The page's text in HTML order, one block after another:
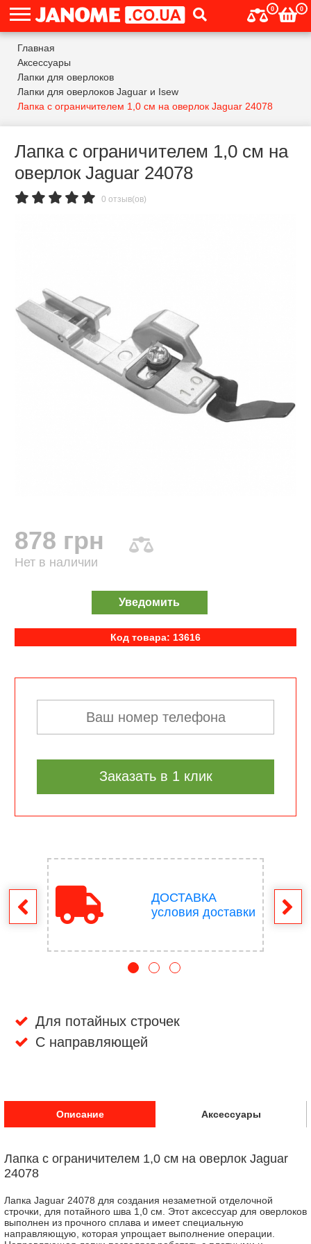
0 0
Главная
Аксессуары
Лапки для оверлоков
Лапки для оверлоков Jaguar и Isew
Лапка с ограничителем 1,0 см на оверлок Jaguar 24078
Лапка с ограничителем 1,0 см на
оверлок Jaguar 24078
0 отзыв(ов)
878 грн
Нет в наличии
Уведомить
Код товара: 13616
Заказать в 1 клик
ДОСТАВКА
условия доставки
Для потайных строчек
С направляющей
Описание Аксессуары
Лапка с ограничителем 1,0 см на оверлок Jaguar
24078
Лапка Jaguar 24078 для создания незаметной отделочной
строчки, для потайного шва 1,0 см. Этот аксессуар для оверлоков
выполнен из прочного сплава и имеет специальную
направляющую, которая упрощает выполнение операции.